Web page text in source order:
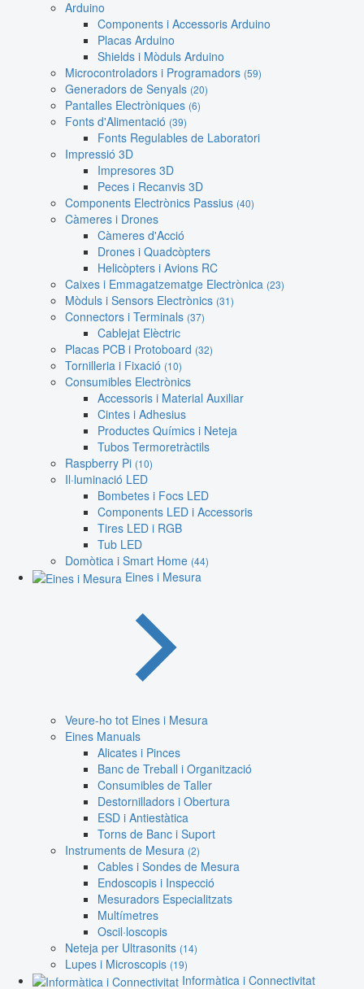
Arduino
Components i Accessoris Arduino
Placas Arduino
Shields i Mòduls Arduino
Microcontroladors i Programadors (59)
Generadors de Senyals (20)
Pantalles Electròniques (6)
Fonts d'Alimentació (39)
Fonts Regulables de Laboratori
Impressió 3D
Impresores 3D
Peces i Recanvis 3D
Components Electrònics Passius (40)
Càmeres i Drones
Càmeres d'Acció
Drones i Quadcòpters
Helicòpters i Avions RC
Caixes i Emmagatzematge Electrònica (23)
Mòduls i Sensors Electrònics (31)
Connectors i Terminals (37)
Cablejat Elèctric
Placas PCB i Protoboard (32)
Tornilleria i Fixació (10)
Consumibles Electrònics
Accessoris i Material Auxiliar
Cintes i Adhesius
Productes Químics i Neteja
Tubos Termoretràctils
Raspberry Pi (10)
Il·luminació LED
Bombetes i Focs LED
Components LED i Accessoris
Tires LED i RGB
Tub LED
Domòtica i Smart Home (44)
Eines i Mesura
Veure-ho tot Eines i Mesura
Eines Manuals
Alicates i Pinces
Banc de Treball i Organització
Consumibles de Taller
Destornilladors i Obertura
ESD i Antiestàtica
Torns de Banc i Suport
Instruments de Mesura (2)
Cables i Sondes de Mesura
Endoscopis i Inspecció
Mesuradors Especialitzats
Multímetres
Oscil·loscopis
Neteja per Ultrasonits (14)
Lupes i Microscopis (19)
Informàtica i Connectivitat